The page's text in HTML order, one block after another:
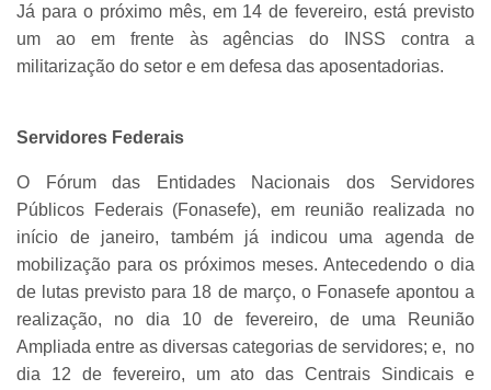
Já para o próximo mês, em 14 de fevereiro, está previsto
um ao em frente às agências do INSS contra a
militarização do setor e em defesa das aposentadorias.
Servidores Federais
O Fórum das Entidades Nacionais dos Servidores
Públicos Federais (Fonasefe), em reunião realizada no
início de janeiro, também já indicou uma agenda de
mobilização para os próximos meses. Antecedendo o dia
de lutas previsto para 18 de março, o Fonasefe apontou a
realização, no dia 10 de fevereiro, de uma Reunião
Ampliada entre as diversas categorias de servidores; e, no
dia 12 de fevereiro, um ato das Centrais Sindicais e